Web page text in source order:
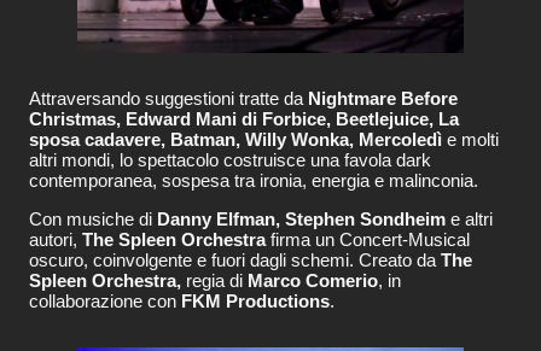
Attraversando suggestioni tratte da Nightmare Before
Christmas, Edward Mani di Forbice, Beetlejuice, La
sposa cadavere, Batman, Willy Wonka, Mercoledì e molti
altri mondi, lo spettacolo costruisce una favola dark
contemporanea, sospesa tra ironia, energia e malinconia.
Con musiche di Danny Elfman, Stephen Sondheim e altri
autori, The Spleen Orchestrafirma un Concert-Musical
oscuro, coinvolgente e fuori dagli schemi. Creato da The
Spleen Orchestra, regia di Marco Comerio, in
collaborazione con FKM Productions.